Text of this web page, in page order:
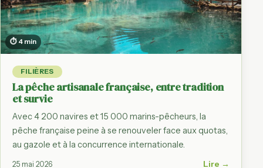
⏱ 4 min
FILIÈRES
La pêche artisanale française, entre tradition
et survie
Avec 4 200 navires et 15 000 marins-pêcheurs, la
pêche française peine à se renouveler face aux quotas,
au gazole et à la concurrence internationale.
25 mai 2026 Lire →